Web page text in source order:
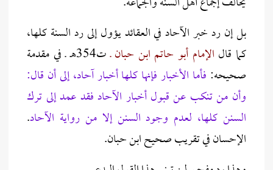
بل إن رد خبر الآحاد في العقائد يؤول إلى رد السنة كلها،
كما قال الإمام أبو حاتم ابن حبان ـ
ت354هـ ـ في مقدمة
صحيحه: فأما الأخبار فإنها كلها أخبار آحاد، إلى أن قال:
وأن من تنكب عن قبول أخبار الآحاد فقد عمد إلى ترك
السنن كلها، لعدم وجود السنن إلا من رواية الآحاد.
الإحسان في تقريب صحيح ابن حبان.